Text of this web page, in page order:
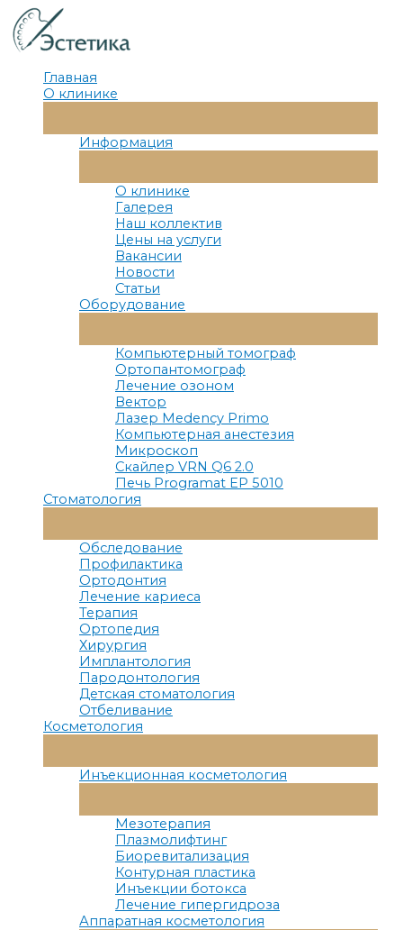
Перейти
к
содержимому
Главная
О клинике
Меню
Информация
Меню
О клинике
Галерея
Наш коллектив
Цены на услуги
Вакансии
Новости
Статьи
Оборудование
Меню
Компьютерный томограф
Ортопантомограф
Лечение озоном
Вектор
Лазер Medency Primo
Компьютерная анестезия
Микроскоп
Скайлер VRN Q6 2.0
Печь Programat EP 5010
Стоматология
Меню
Обследование
Профилактика
Ортодонтия
Лечение кариеса
Терапия
Ортопедия
Хирургия
Имплантология
Пародонтология
Детская стоматология
Отбеливание
Косметология
Меню
Инъекционная косметология
Меню
Мезотерапия
Плазмолифтинг
Биоревитализация
Контурная пластика
Инъекции ботокса
Лечение гипергидроза
Аппаратная косметология